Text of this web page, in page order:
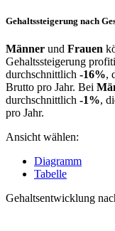
Gehaltssteigerung nach
Männer und Frauen
Gehaltssteigerung
durchschnittlich -16%,
Brutto pro Jahr. Bei
durchschnittlich -1%,
pro Jahr.
Ansicht wählen:
Diagramm
Tabelle
Gehaltsentwicklung